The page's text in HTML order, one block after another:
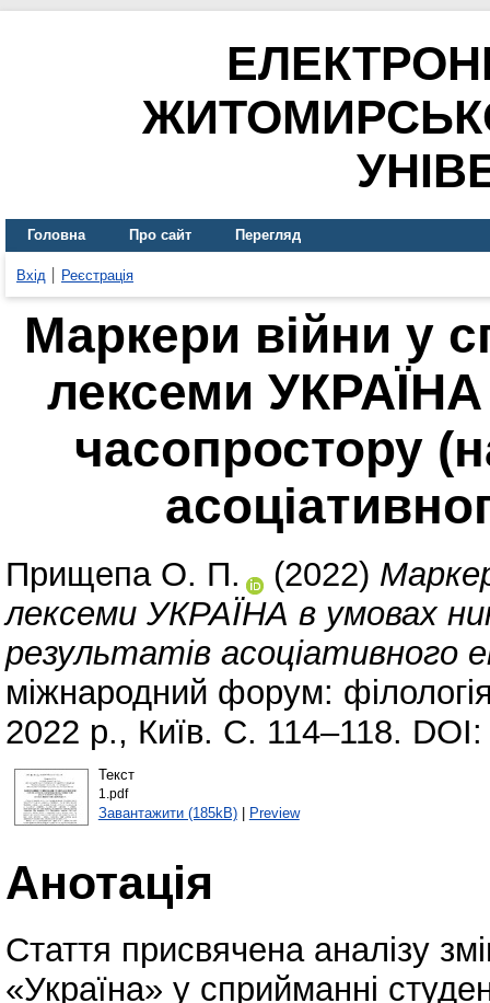
Головна Про сайт Перегляд
Вхід Реєстрація
Маркери війни у
лексеми
часопростору
Прищепа О. П. (2022)
лексеми УКРАЇНА в умовах
результатів асоціативного
міжнародний форум:
2022 р., Київ. С. 114–118.
Текст
1.pdf
Завантажити (185kB)| Preview
Анотація
Стаття присвячена аналізу
«Україна» у сприйманні